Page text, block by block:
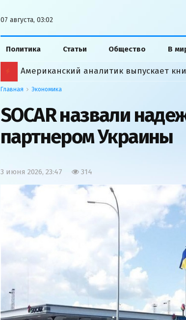
07 августа, 03:02
Политика Статьи Общество В
Главная Экономика
SOCAR назвали
партнером Украины
3 июня 2026, 23:47 314